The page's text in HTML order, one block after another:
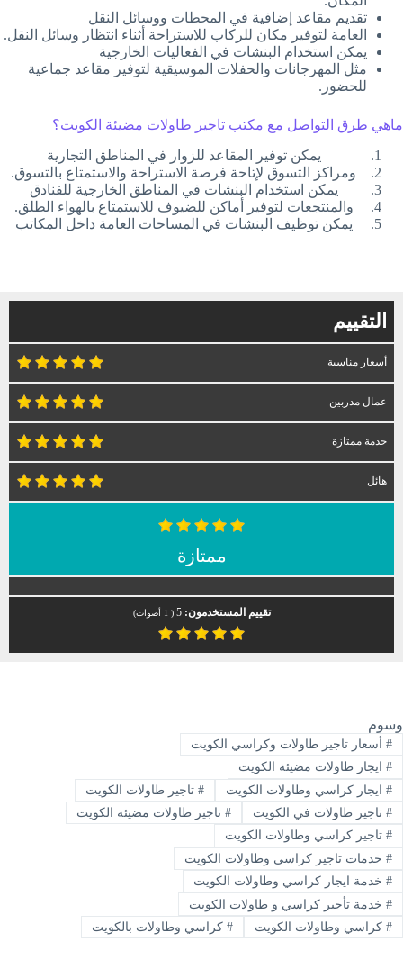
تقديم مقاعد إضافية في المحطات ووسائل النقل
العامة لتوفير مكان للركاب للاستراحة أثناء انتظار وسائل النقل.
يمكن استخدام البنشات في الفعاليات الخارجية
مثل المهرجانات والحفلات الموسيقية لتوفير مقاعد جماعية
للحضور.
ماهي طرق التواصل مع مكتب تاجير طاولات مضيئة الكويت؟
يمكن توفير المقاعد للزوار في المناطق التجارية
ومراكز التسوق لإتاحة فرصة الاستراحة والاستمتاع بالتسوق.
يمكن استخدام البنشات في المناطق الخارجية للفنادق
والمنتجعات لتوفير أماكن للضيوف للاستمتاع بالهواء الطلق.
يمكن توظيف البنشات في المساحات العامة داخل المكاتب
التقييم
أسعار مناسبة
عمال مدربين
خدمة ممتازة
هائل
ممتازة
تقييم المستخدمون:5
(
1 أصوات)
وسوم
#أسعار تاجير طاولات وكراسي الكويت
#ايجار طاولات مضيئة الكويت
#ايجار كراسي وطاولات الكويت #تاجير طاولات الكويت
#تاجير طاولات في الكويت #تاجير طاولات مضيئة الكويت
#تاجير كراسي وطاولات الكويت
#خدمات تاجير كراسي وطاولات الكويت
#خدمة ايجار كراسي وطاولات الكويت
#خدمة تأجير كراسي و طاولات الكويت
#كراسي وطاولات الكويت #كراسي وطاولات بالكويت